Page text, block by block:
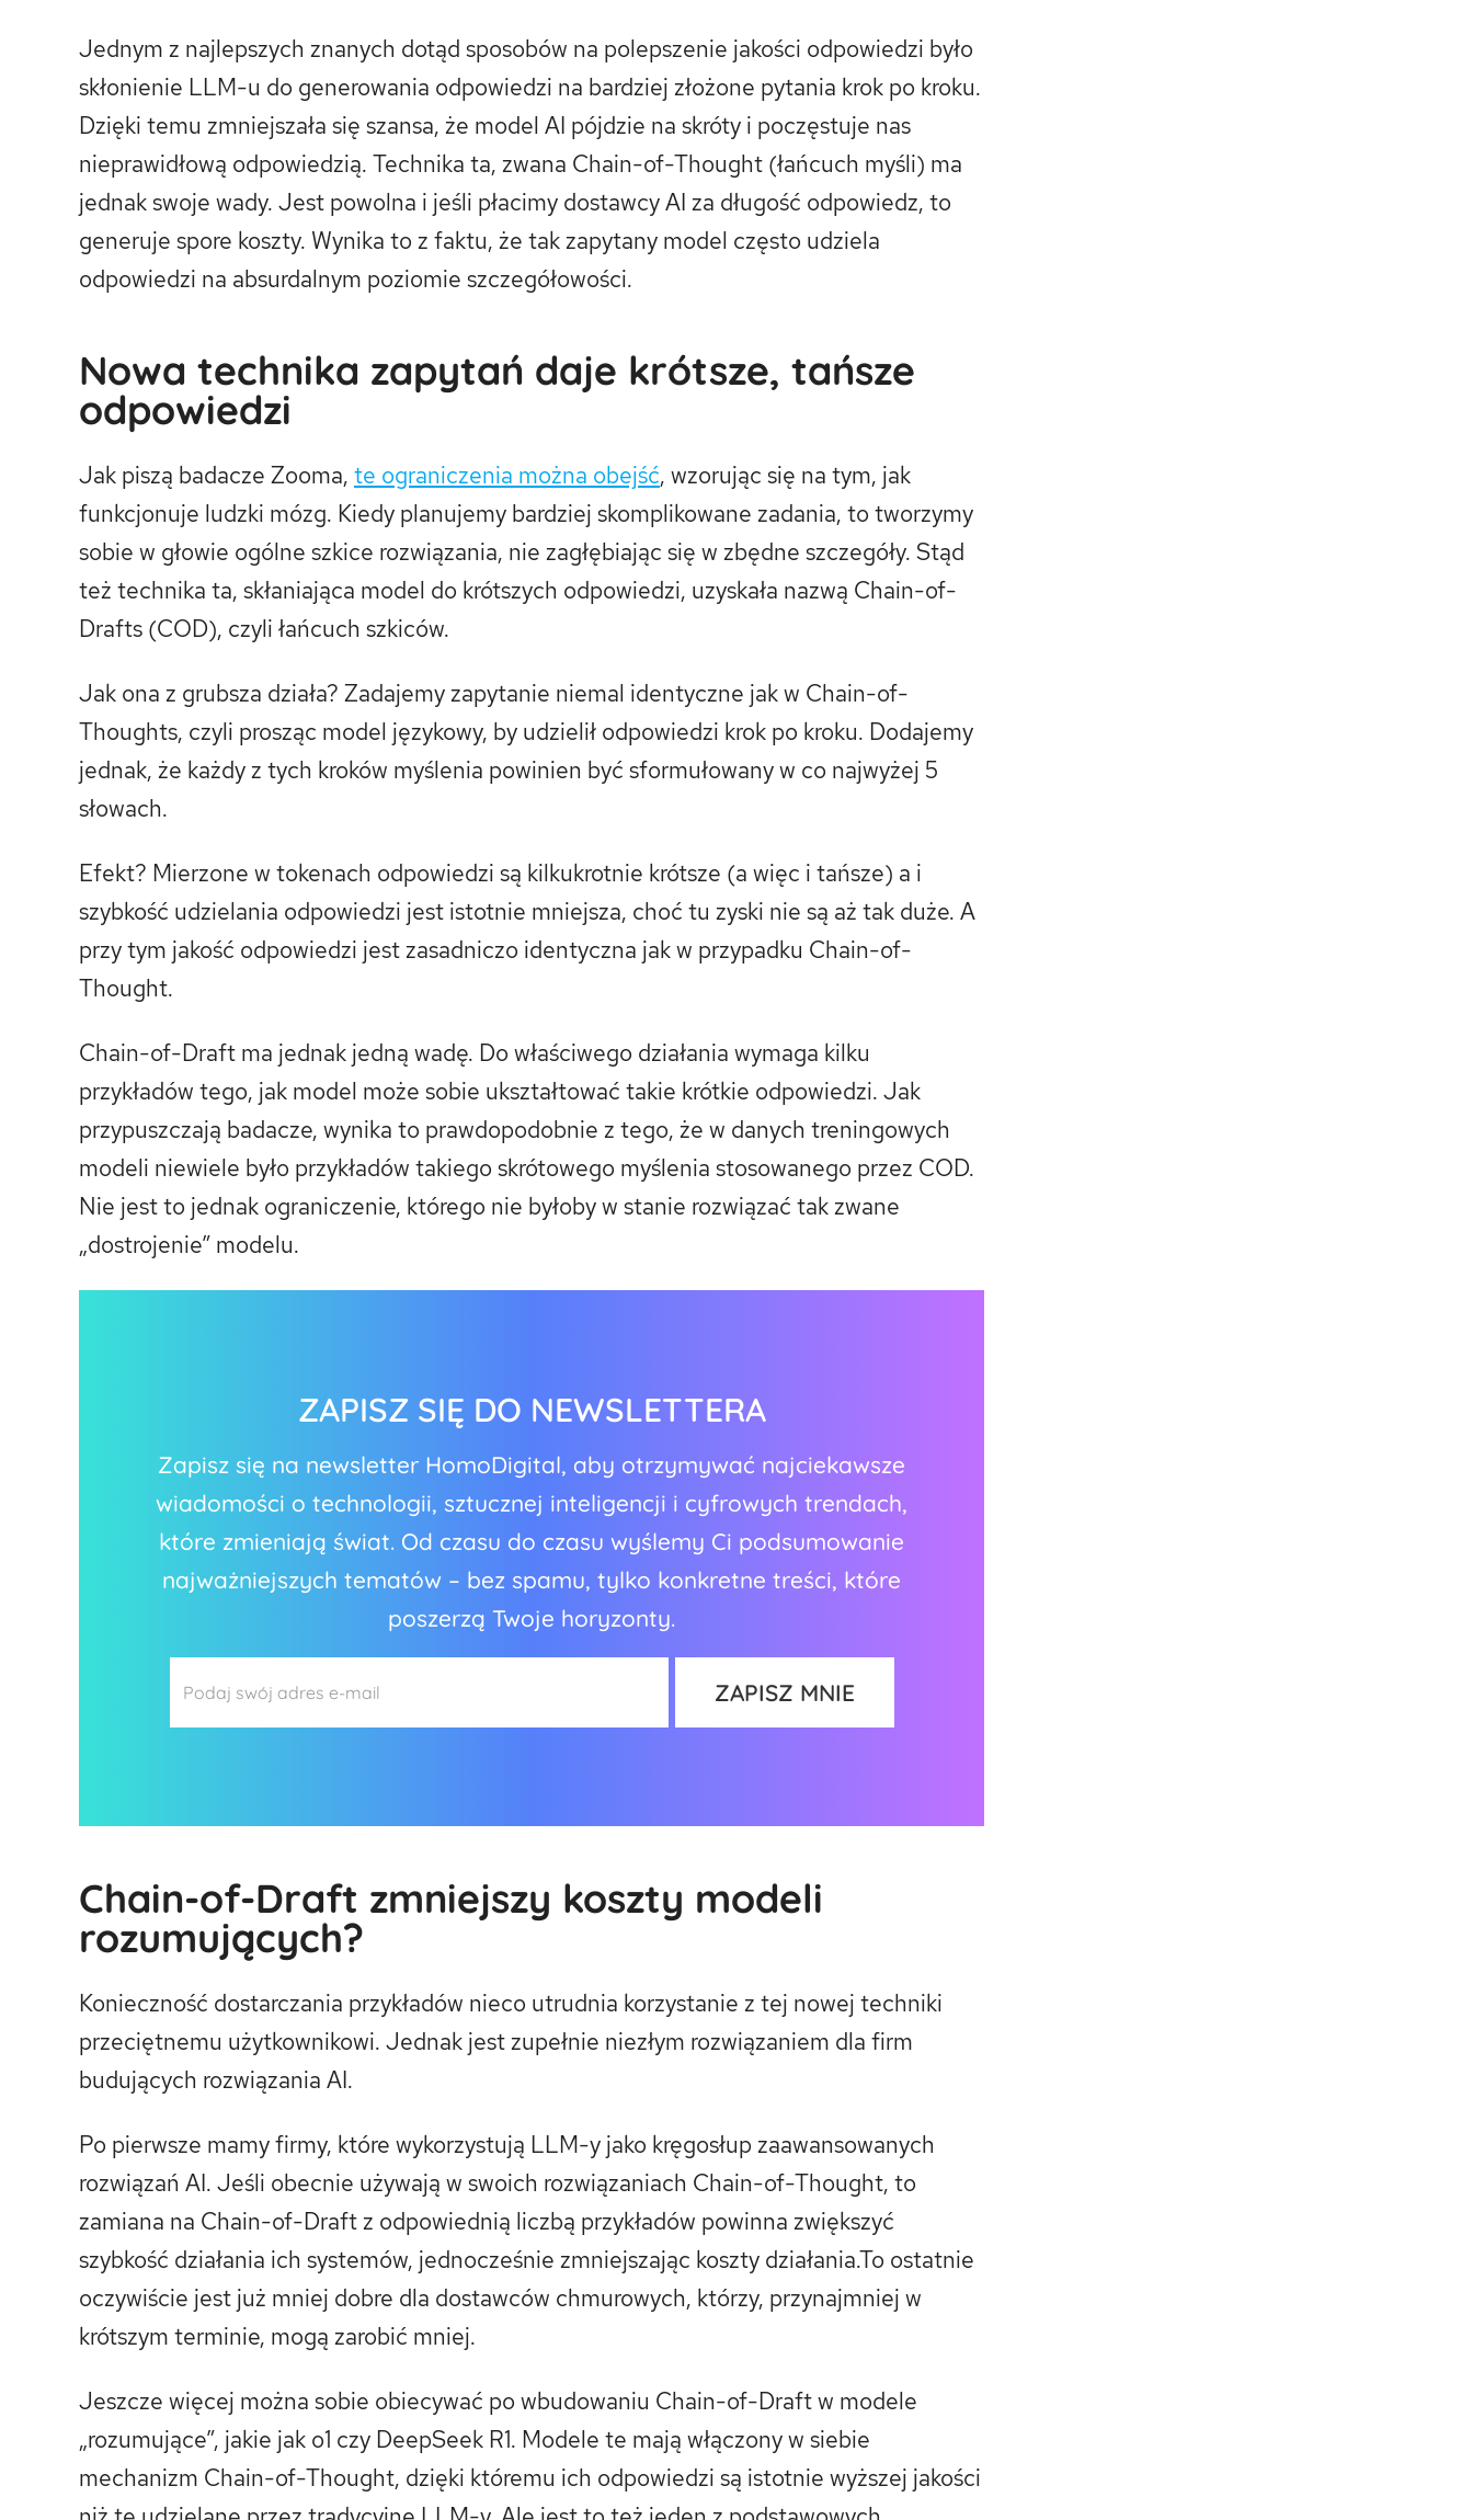
Jednym z najlepszych znanych dotąd sposobów na polepszenie jakości odpowiedzi było
skłonienie LLM-u do generowania odpowiedzi na bardziej złożone pytania krok po kroku.
Dzięki temu zmniejszała się szansa, że model AI pójdzie na skróty i poczęstuje nas
nieprawidłową odpowiedzią. Technika ta, zwana Chain-of-Thought (łańcuch myśli) ma
jednak swoje wady. Jest powolna i jeśli płacimy dostawcy AI za długość odpowiedz, to
generuje spore koszty. Wynika to z faktu, że tak zapytany model często udziela
odpowiedzi na absurdalnym poziomie szczegółowości.
Nowa technika zapytań daje krótsze, tańsze
odpowiedzi
Jak piszą badacze Zooma, te ograniczenia można obejść, wzorując się na tym, jak
funkcjonuje ludzki mózg. Kiedy planujemy bardziej skomplikowane zadania, to tworzymy
sobie w głowie ogólne szkice rozwiązania, nie zagłębiając się w zbędne szczegóły. Stąd
też technika ta, skłaniająca model do krótszych odpowiedzi, uzyskała nazwą Chain-of-
Drafts (COD), czyli łańcuch szkiców.
Jak ona z grubsza działa? Zadajemy zapytanie niemal identyczne jak w Chain-of-
Thoughts, czyli prosząc model językowy, by udzielił odpowiedzi krok po kroku. Dodajemy
jednak, że każdy z tych kroków myślenia powinien być sformułowany w co najwyżej 5
słowach.
Efekt? Mierzone w tokenach odpowiedzi są kilkukrotnie krótsze (a więc i tańsze) a i
szybkość udzielania odpowiedzi jest istotnie mniejsza, choć tu zyski nie są aż tak duże. A
przy tym jakość odpowiedzi jest zasadniczo identyczna jak w przypadku Chain-of-
Thought.
Chain-of-Draft ma jednak jedną wadę. Do właściwego działania wymaga kilku
przykładów tego, jak model może sobie ukształtować takie krótkie odpowiedzi. Jak
przypuszczają badacze, wynika to prawdopodobnie z tego, że w danych treningowych
modeli niewiele było przykładów takiego skrótowego myślenia stosowanego przez COD.
Nie jest to jednak ograniczenie, którego nie byłoby w stanie rozwiązać tak zwane
„dostrojenie” modelu.
ZAPISZ SIĘ DO NEWSLETTERA
Zapisz się na newsletter HomoDigital, aby otrzymywać najciekawsze
wiadomości o technologii, sztucznej inteligencji i cyfrowych trendach,
które zmieniają świat. Od czasu do czasu wyślemy Ci podsumowanie
najważniejszych tematów – bez spamu, tylko konkretne treści, które
poszerzą Twoje horyzonty.
Chain-of-Draft zmniejszy koszty modeli
rozumujących?
Konieczność dostarczania przykładów nieco utrudnia korzystanie z tej nowej techniki
przeciętnemu użytkownikowi. Jednak jest zupełnie niezłym rozwiązaniem dla firm
budujących rozwiązania AI.
Po pierwsze mamy firmy, które wykorzystują LLM-y jako kręgosłup zaawansowanych
rozwiązań AI. Jeśli obecnie używają w swoich rozwiązaniach Chain-of-Thought, to
zamiana na Chain-of-Draft z odpowiednią liczbą przykładów powinna zwiększyć
szybkość działania ich systemów, jednocześnie zmniejszając koszty działania.To ostatnie
oczywiście jest już mniej dobre dla dostawców chmurowych, którzy, przynajmniej w
krótszym terminie, mogą zarobić mniej.
Jeszcze więcej można sobie obiecywać po wbudowaniu Chain-of-Draft w modele
„rozumujące”, jakie jak o1 czy DeepSeek R1. Modele te mają włączony w siebie
mechanizm Chain-of-Thought, dzięki któremu ich odpowiedzi są istotnie wyższej jakości